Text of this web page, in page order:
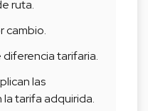
ruta.
cambio.
tarifaria.
las
tarifa adquirida.